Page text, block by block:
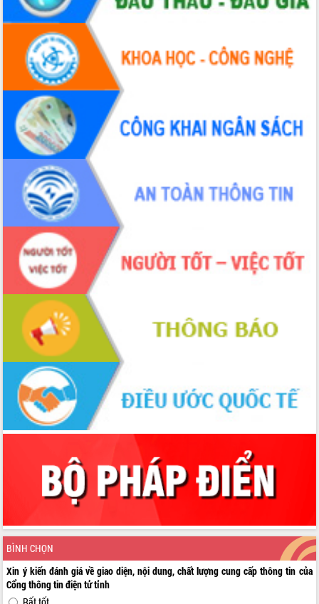
BÌNH CHỌN
Xin ý kiến đánh giá về giao diện, nội dung, chất lượng cung cấp thông tin của
Cổng thông tin điện tử tỉnh